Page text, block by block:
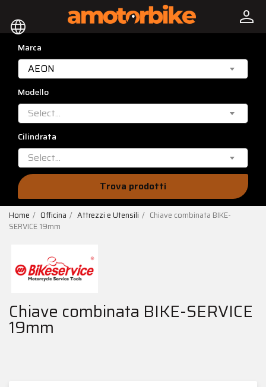
language person
Marca
AEON
Modello
Select...
Cilindrata
Select...
Trova prodotti
Home Officina Attrezzi e Utensili
Chiave combinata BIKE-
SERVICE 19mm
Chiave combinata BIKE-SERVICE
19mm